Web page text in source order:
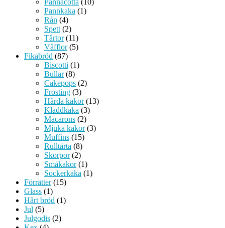
Pannkaka (1)
Rån (4)
Spett (2)
Tårtor(11)
Våfflor(5)
Fikabröd (87)
Biscotti (1)
Bullar(8)
Cakepops (2)
Frosting (3)
Hårda kakor(13)
Kladdkaka (3)
Macarons (2)
Mjuka kakor(3)
Muffins (15)
Rulltårta (8)
Skorpor(2)
Småkakor(1)
Sockerkaka (1)
Förrätter(15)
Glass (1)
Hårt bröd (1)
Jul (5)
Julgodis (2)